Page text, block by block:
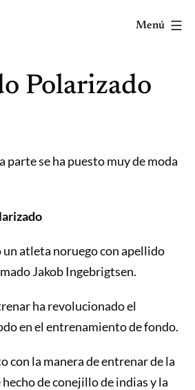
Menú
Polarizado
parte se ha puesto muy de moda
un atleta noruego con apellido
Jakob Ingebrigtsen.
ha revolucionado el
en el entrenamiento de fondo.
con la manera de entrenar de la
de conejillo de indias y la